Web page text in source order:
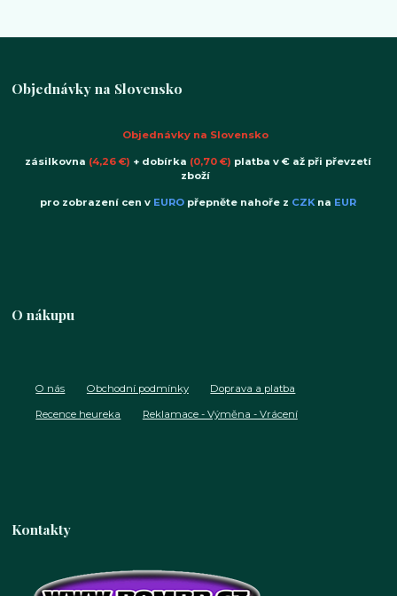
Objednávky na Slovensko
Objednávky na Slovensko
zásilkovna (4,26 €) + dobírka (0,70 €) platba v € až při převzetí
zboží
pro zobrazení cen v EURO přepněte nahoře z CZKna EUR
O nákupu
O nás Obchodní podmínky Doprava a platba
Recence heureka Reklamace - Výměna - Vrácení
Kontakty